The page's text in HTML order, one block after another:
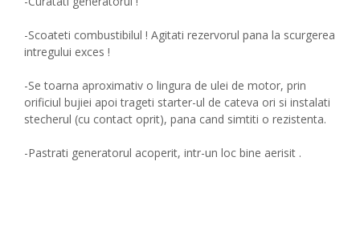
-Scoateti combustibilul ! Agitati rezervorul pana la scurgerea
intregului exces !
-Se toarna aproximativ o lingura de ulei de motor, prin
orificiul bujiei apoi trageti starter-ul de cateva ori si instalati
stecherul (cu contact oprit), pana cand simtiti o rezistenta.
-Pastrati generatorul acoperit, intr-un loc bine aerisit .